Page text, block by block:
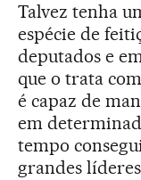
Talvez tenha
espécie de
deputados e
que o trata
é capaz de
em
tempo
grandes